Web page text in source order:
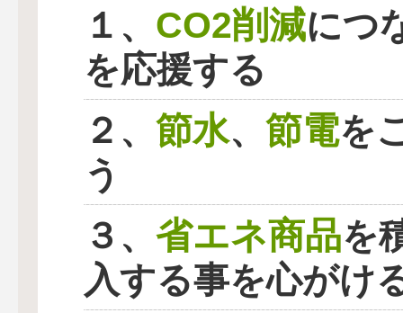
１、 CO2削減につ
を応援する
２、 節水、 節電を
う
３、 省エネ商品を
入する事を心がけ